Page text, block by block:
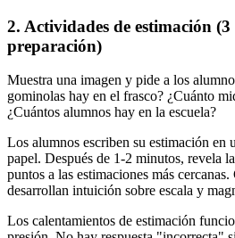
2. Actividades de estimación
preparación)
Muestra una imagen y pide a los
gominolas hay en el frasco? ¿Cuánto
¿Cuántos alumnos hay en la escuela?
Los alumnos escriben su estimación en
papel. Después de 1-2 minutos, revela
puntos a las estimaciones más
desarrollan intuición sobre escala y
Los calentamientos de estimación